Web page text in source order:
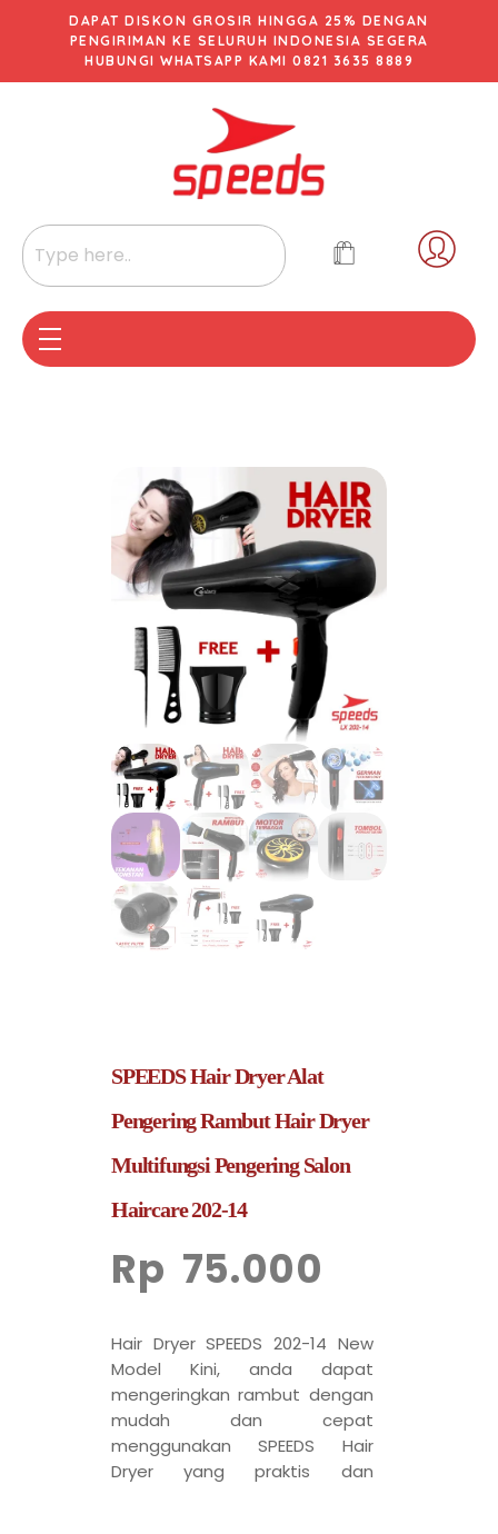
DAPAT DISKON GROSIR HINGGA 25% DENGAN
PENGIRIMAN KE SELURUH INDONESIA SEGERA
HUBUNGI WHATSAPP KAMI 0821 3635 8889
SPEEDS Hair Dryer Alat
Pengering Rambut Hair Dryer
Multifungsi Pengering Salon
Haircare 202-14
Rp 75.000
Hair Dryer SPEEDS 202-14 New
Model Kini, anda dapat
mengeringkan rambut dengan
mudah dan cepat
menggunakan SPEEDS Hair
Dryer yang praktis dan